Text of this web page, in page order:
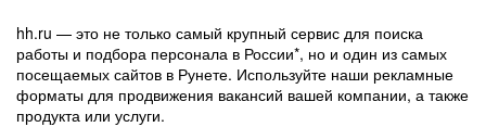
hh.ru — это не только самый крупный сервис для поиска
работы и подбора персонала в России*, но и один из самых
посещаемых сайтов в Рунете. Используйте наши рекламные
форматы для продвижения вакансий вашей компании, а также
продукта или услуги.